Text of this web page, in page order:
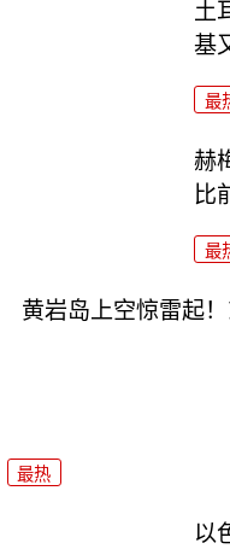
土
基
最
赫
比
最
黄岩岛上空惊雷起
最热
以